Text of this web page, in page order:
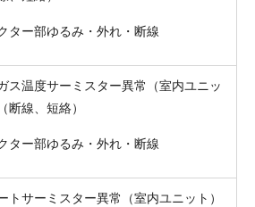
ター部ゆるみ・外れ・断線
ス温度サーミスター異常（室内ユニッ
断線、短絡）
ター部ゆるみ・外れ・断線
トサーミスター異常（室内ユニット）